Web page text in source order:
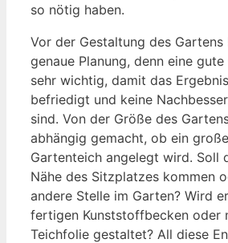
so nötig haben.
Vor der Gestaltung des
genaue Planung, denn eine
sehr wichtig, damit das
befriedigt und keine
sind. Von der Größe des
abhängig gemacht, ob ein
Gartenteich angelegt wird. Soll
Nähe des Sitzplatzes kommen
andere Stelle im Garten? Wird
fertigen Kunststoffbecken oder
Teichfolie gestaltet? All diese